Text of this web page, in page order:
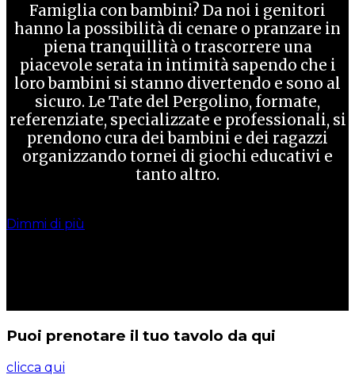
Famiglia con bambini? Da noi i genitori
hanno la possibilità di cenare o pranzare in
piena tranquillità o trascorrere una
piacevole serata in intimità sapendo che i
loro bambini si stanno divertendo e sono al
sicuro. Le Tate del Pergolino, formate,
referenziate, specializzate e professionali, si
prendono cura dei bambini e dei ragazzi
organizzando tornei di giochi educativi e
tanto altro.
Dimmi di più
Puoi prenotare il tuo tavolo da qui
clicca qui